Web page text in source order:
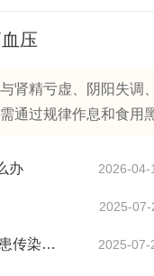
压
肾精亏虚、阴阳失调
通过规律作息和食用
办 2026-04-
2025-07-
疼痛感吗 2025-07-